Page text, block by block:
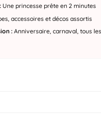
Une princesse prête en 2 minutes
accessoires et décos assortis
: Anniversaire, carnaval, tous